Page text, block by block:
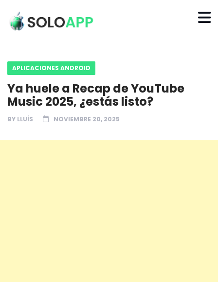
APLICACIONES ANDROID
Ya huele a Recap de YouTube
Music 2025, ¿estás listo?
BY LLUÍS NOVIEMBRE 20, 2025